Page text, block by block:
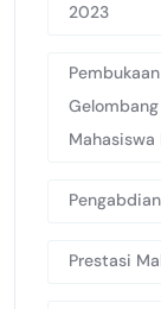
2023
Mahasiswa
Prestasi